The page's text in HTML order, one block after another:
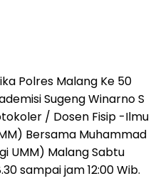
Polres Malang Ke 50
Sugeng Winarno S
/ Dosen Fisip -Ilmu
Bersama Muhammad
UMM) Malang Sabtu
sampai jam 12:00 Wib.